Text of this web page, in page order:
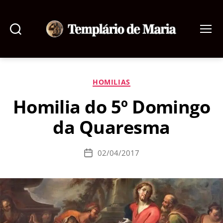
de
Categorias
HOMILIAS
Homilia do 5º Domingo
da Quaresma
Data02/04/2017